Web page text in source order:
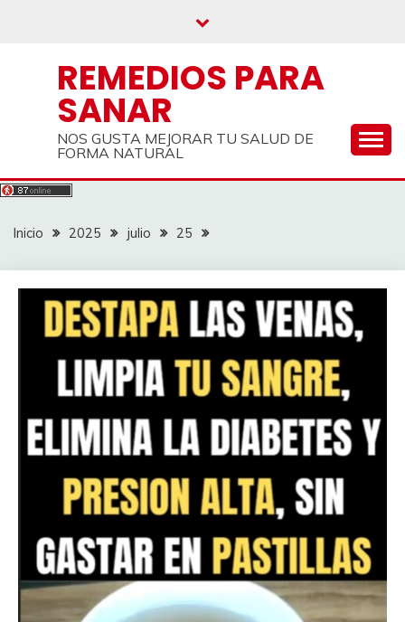
REMEDIOS PARA
SANAR
NOS GUSTA MEJORAR TU SALUD DE
FORMA NATURAL
Inicio 2025 julio 25